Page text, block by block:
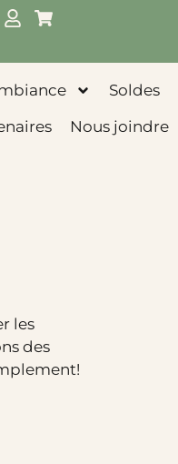
Soldes
Nous joindre
les
des